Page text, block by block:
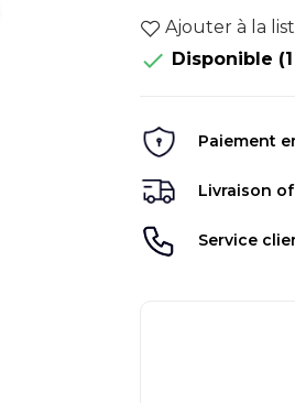
Ajouter à la
 Disponible
Paiement
Livraison
Service